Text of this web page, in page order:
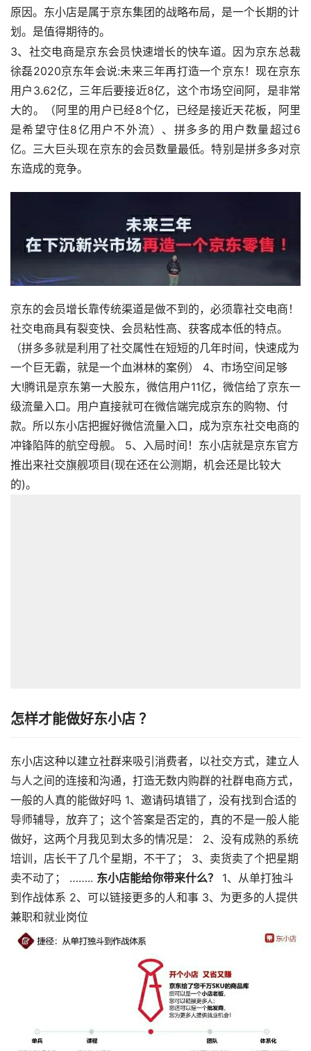
原因。东小店是属于京东集团的战略布局，是一个长期的计
划。是值得期待的。
3、社交电商是京东会员快速增长的快车道。因为京东总裁
徐磊2020京东年会说:未来三年再打造一个京东！现在京东
用户3.62亿，三年后要接近8亿，这个市场空间阿，是非常
大的。（阿里的用户已经8个亿，已经是接近天花板，阿里
是希望守住8亿用户不外流）、拼多多的用户数量超过6
亿。三大巨头现在京东的会员数量最低。特别是拼多多对京
东造成的竞争。
京东的会员增长靠传统渠道是做不到的，必须靠社交电商！
社交电商具有裂变快、会员粘性高、获客成本低的特点。
（拼多多就是利用了社交属性在短短的几年时间，快速成为
一个巨无霸，就是一个血淋林的案例） 4、市场空间足够
大!腾讯是京东第一大股东，微信用户11亿，微信给了京东一
级流量入口。用户直接就可在微信端完成京东的购物、付
款。所以东小店把握好微信流量入口，成为京东社交电商的
冲锋陷阵的航空母舰。 5、入局时间！东小店就是京东官方
推出来社交旗舰项目(现在还在公测期，机会还是比较大
的)。
怎样才能做好东小店 ？
东小店这种以建立社群来吸引消费者，以社交方式，建立人
与人之间的连接和沟通，打造无数内购群的社群电商方式，
一般的人真的能做好吗 1、邀请码填错了，没有找到合适的
导师辅导，放弃了；这个答案是否定的，真的不是一般人能
做好，这两个月我见到太多的情况是： 2、没有成熟的系统
培训，店长干了几个星期，不干了； 3、卖货卖了个把星期
卖不动了； …….. 东小店能给你带来什么？
1、从单打独斗
到作战体系 2、可以链接更多的人和事 3、为更多的人提供
兼职和就业岗位